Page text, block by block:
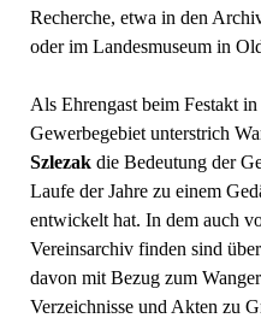
Recherche, etwa in den
oder im Landesmuseum in
Als Ehrengast beim Festakt
Gewerbegebiet unterstrich
Szlezak die Bedeutung der
Laufe der Jahre zu einem
entwickelt hat. In dem auch
Vereinsarchiv finden sind
davon mit Bezug zum
Verzeichnisse und Akten zu